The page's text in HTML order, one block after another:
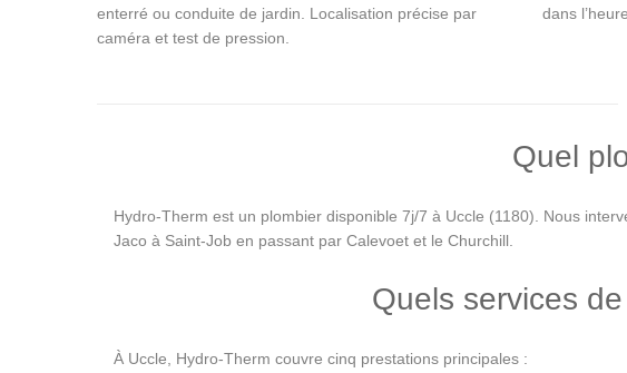
enterré ou conduite de jardin. Localisation précise par
caméra et test de pression.
dans
Quel
Hydro-Therm est un plombier disponible 7j/7 à Uccle (1180). Nous
Jaco à Saint-Job en passant par Calevoet et le Churchill.
Quels services
À Uccle, Hydro-Therm couvre cinq prestations principales :